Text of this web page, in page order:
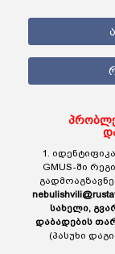
1.
GMUS-ში
სახელი,
დაბადების
(პასუხი